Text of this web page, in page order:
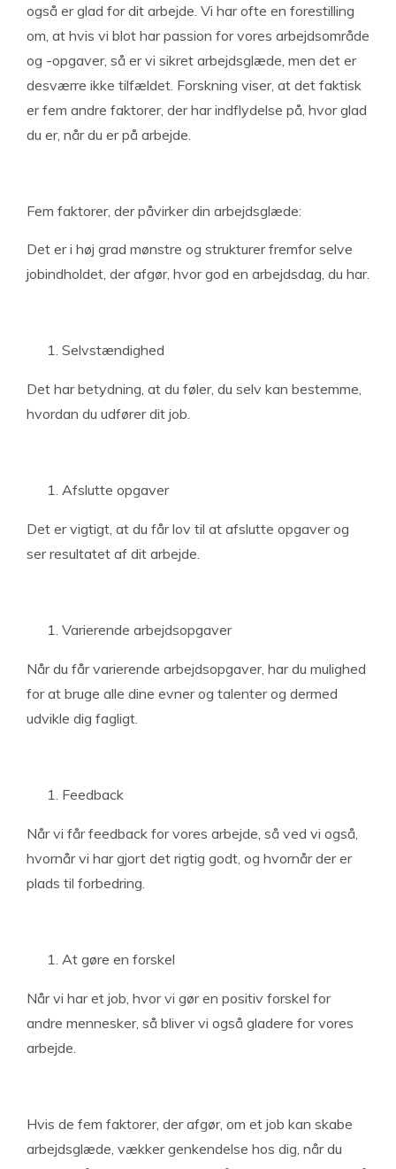
også er glad for dit arbejde. Vi har ofte en forestilling
om, at hvis vi blot har passion for vores arbejdsområde
og -opgaver, så er vi sikret arbejdsglæde, men det er
desværre ikke tilfældet. Forskning viser, at det faktisk
er fem andre faktorer, der har indflydelse på, hvor glad
du er, når du er på arbejde.
Fem faktorer, der påvirker din arbejdsglæde:
Det er i høj grad mønstre og strukturer fremfor selve
jobindholdet, der afgør, hvor god en arbejdsdag, du har.
Selvstændighed
Det har betydning, at du føler, du selv kan bestemme,
hvordan du udfører dit job.
Afslutte opgaver
Det er vigtigt, at du får lov til at afslutte opgaver og
ser resultatet af dit arbejde.
Varierende arbejdsopgaver
Når du får varierende arbejdsopgaver, har du mulighed
for at bruge alle dine evner og talenter og dermed
udvikle dig fagligt.
Feedback
Når vi får feedback for vores arbejde, så ved vi også,
hvornår vi har gjort det rigtig godt, og hvornår der er
plads til forbedring.
At gøre en forskel
Når vi har et job, hvor vi gør en positiv forskel for
andre mennesker, så bliver vi også gladere for vores
arbejde.
Hvis de fem faktorer, der afgør, om et job kan skabe
arbejdsglæde, vækker genkendelse hos dig, når du